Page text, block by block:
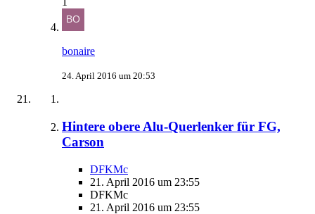
bonaire
24. April 2016 um 20:53
Hintere obere Alu-Querlenker für FG,
Carson
DFKMc
21. April 2016 um 23:55
DFKMc
21. April 2016 um 23:55